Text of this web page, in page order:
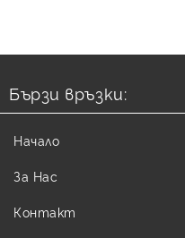
Бързи връзки:
Начало
За Нас
Контакт